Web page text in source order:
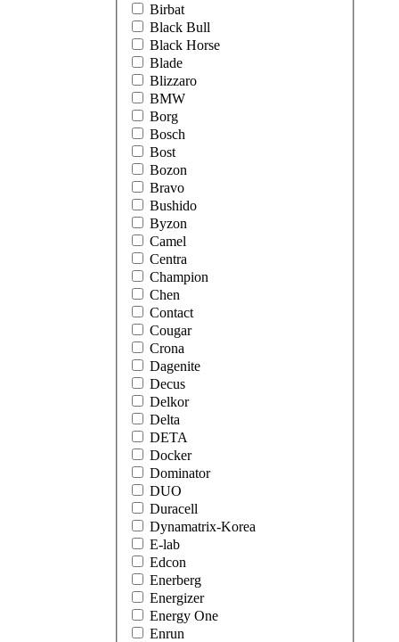
Birbat
Black Bull
Black Horse
Blade
Blizzaro
BMW
Borg
Bosch
Bost
Bozon
Bravo
Bushido
Byzon
Camel
Centra
Champion
Chen
Contact
Cougar
Crona
Dagenite
Decus
Delkor
Delta
DETA
Docker
Dominator
DUO
Duracell
Dynamatrix-Korea
E-lab
Edcon
Enerberg
Energizer
Energy One
Enrun